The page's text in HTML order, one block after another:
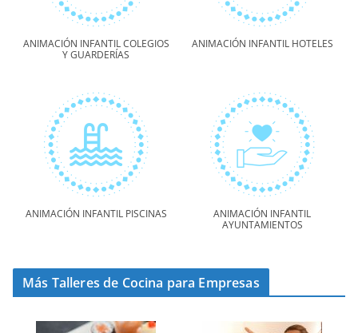
ANIMACIÓN INFANTIL COLEGIOS
Y GUARDERÍAS
ANIMACIÓN INFANTIL HOTELES
ANIMACIÓN INFANTIL PISCINAS
ANIMACIÓN INFANTIL
AYUNTAMIENTOS
Más Talleres de Cocina para Empresas